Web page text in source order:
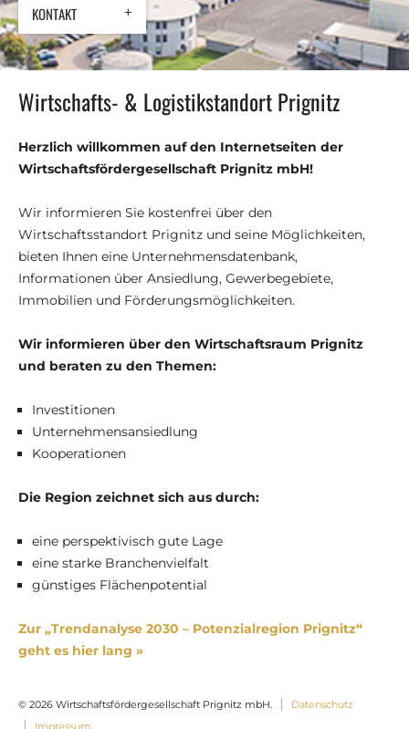
KONTAKT
Wirtschafts- & Logistikstandort Prignitz
Herzlich willkommen auf den Internetseiten der
Wirtschaftsfördergesellschaft Prignitz mbH!
Wir informieren Sie kostenfrei über den
Wirtschaftsstandort Prignitz und seine Möglichkeiten,
bieten Ihnen eine Unternehmensdatenbank,
Informationen über Ansiedlung, Gewerbegebiete,
Immobilien und Förderungsmöglichkeiten.
Wir informieren über den Wirtschaftsraum Prignitz
und beraten zu den Themen:
Investitionen
Unternehmensansiedlung
Kooperationen
Die Region zeichnet sich aus durch:
eine perspektivisch gute Lage
eine starke Branchenvielfalt
günstiges Flächenpotential
Zur „Trendanalyse 2030 – Potenzialregion Prignitz“
geht es hier lang »
© 2026 Wirtschaftsfördergesellschaft Prignitz mbH.
Datenschutz
Impressum